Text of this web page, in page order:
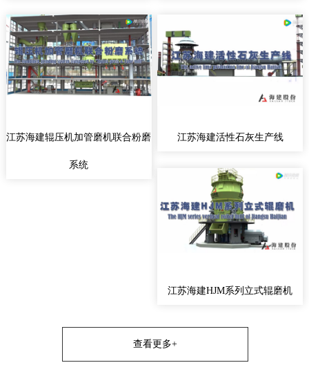
江苏海建辊压机加管磨机联合粉磨
系统
江苏海建活性石灰生产线
江苏海建HJM系列立式辊磨机
查看更多+